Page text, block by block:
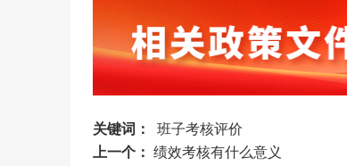
关键词：
班子考核评价
上一个： 绩效考核有什么意义